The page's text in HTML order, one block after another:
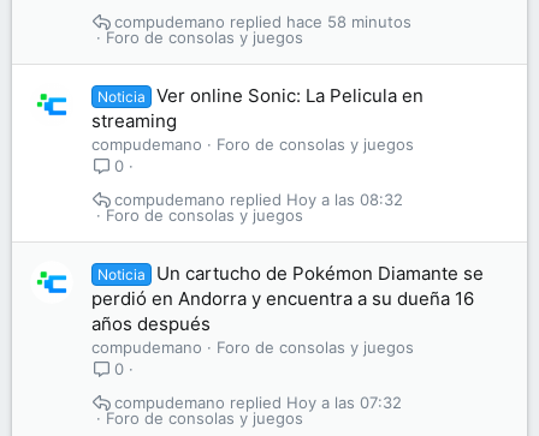
Foro de consolas y juegos
hace 58 minutos
compudemano
Noticia
Ver online Sonic: La Pelicula en
streaming
compudemano
Foro de consolas y juegos
0
Foro de consolas y juegos
Hoy a las 08:32
compudemano
Noticia
Un cartucho de Pokémon Diamante se
perdió en Andorra y encuentra a su dueña 16
años después
compudemano
Foro de consolas y juegos
0
Foro de consolas y juegos
Hoy a las 07:32
compudemano